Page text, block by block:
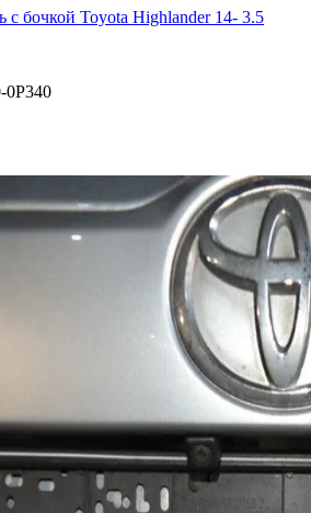
с бочкой Toyota Highlander 14- 3.5
0P340